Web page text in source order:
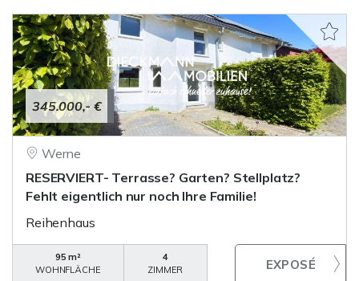
345.000,- €
Werne
RESERVIERT- Terrasse? Garten? Stellplatz?
Fehlt eigentlich nur noch Ihre Familie!
Reihenhaus
95 m²
WOHNFLÄCHE
4
ZIMMER